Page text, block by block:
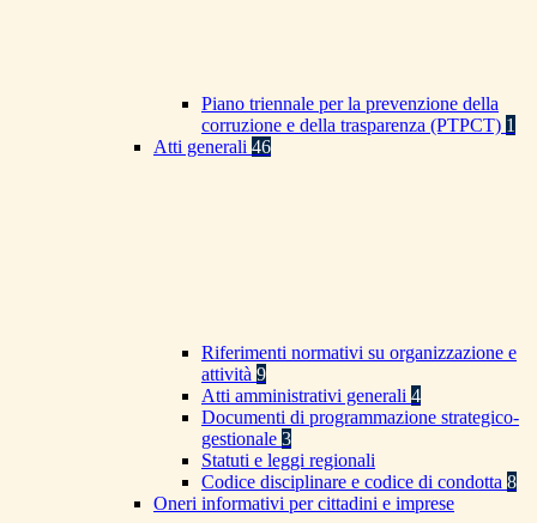
Piano triennale per la prevenzione della
corruzione e della trasparenza (PTPCT) 1
Atti generali 46
Riferimenti normativi su organizzazione e
attività 9
Atti amministrativi generali 4
Documenti di programmazione strategico-
gestionale 3
Statuti e leggi regionali
Codice disciplinare e codice di condotta 8
Oneri informativi per cittadini e imprese